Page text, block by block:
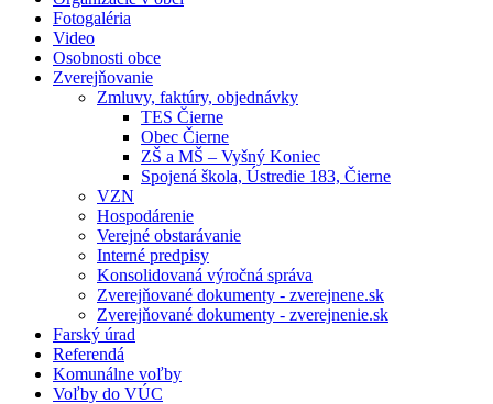
Fotogaléria
Video
Osobnosti obce
Zverejňovanie
Zmluvy, faktúry, objednávky
TES Čierne
Obec Čierne
ZŠ a MŠ – Vyšný Koniec
Spojená škola, Ústredie 183, Čierne
VZN
Hospodárenie
Verejné obstarávanie
Interné predpisy
Konsolidovaná výročná správa
Zverejňované dokumenty - zverejnene.sk
Zverejňované dokumenty - zverejnenie.sk
Farský úrad
Referendá
Komunálne voľby
Voľby do VÚC